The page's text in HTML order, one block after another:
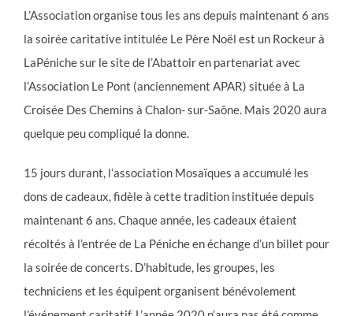
L’Association organise tous les ans depuis maintenant 6 ans
la soirée caritative intitulée Le Père Noël est un Rockeur à
LaPéniche sur le site de l’Abattoir en partenariat avec
l’Association Le Pont (anciennement APAR) située à La
Croisée Des Chemins à Chalon- sur-Saône. Mais 2020 aura
quelque peu compliqué la donne.
15 jours durant, l’association Mosaïques a accumulé les
dons de cadeaux, fidèle à cette tradition instituée depuis
maintenant 6 ans. Chaque année, les cadeaux étaient
récoltés à l’entrée de La Péniche en échange d’un billet pour
la soirée de concerts. D’habitude, les groupes, les
techniciens et les équipent organisent bénévolement